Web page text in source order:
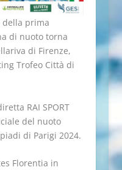
della prima
di nuoto torna
di Firenze,
Trofeo Città di
RAI SPORT
del nuoto
di Parigi 2024.
Florentia in